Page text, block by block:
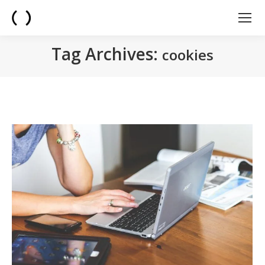
Tag Archives: cookies